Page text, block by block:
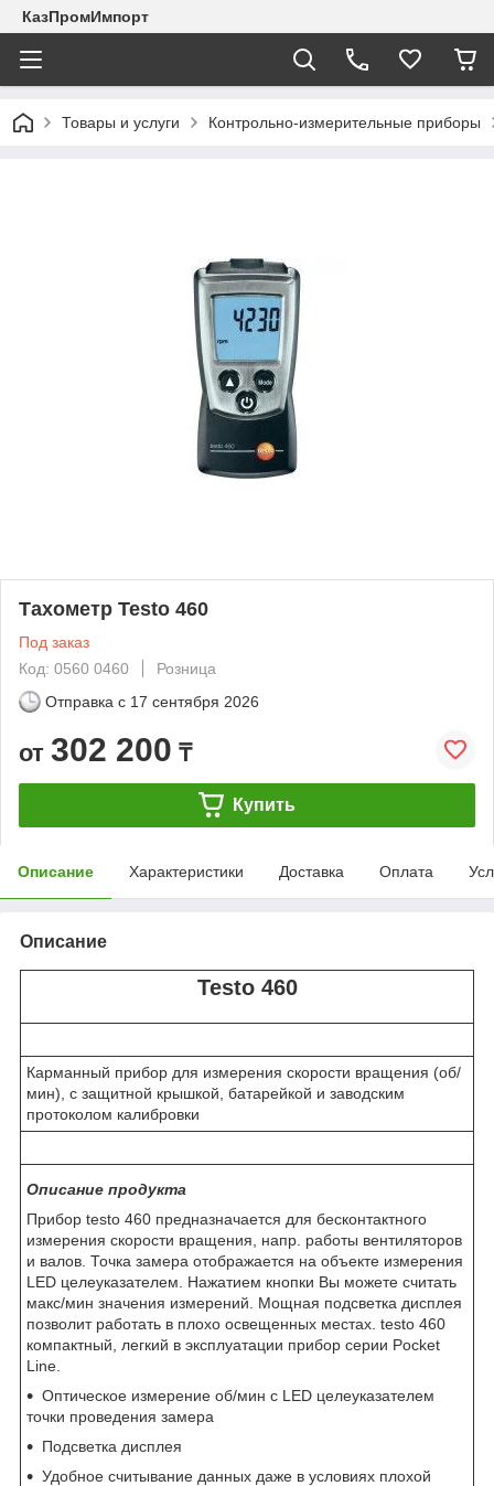
КазПромИмпорт
Товары и услуги Контрольно-измерительные приборы
Тахометр Testo 460
Под заказ
Код: 0560 0460
Розница
Отправка с 17 сентября 2026
от 302 200 ₸
Купить
Описание Характеристики Доставка Оплата
Описание
Testo 460
Карманный прибор для измерения скорости вращения (об/
мин), с защитной крышкой, батарейкой и заводским
протоколом калибровки
Описание продукта
Прибор testo 460 предназначается для бесконтактного
измерения скорости вращения, напр. работы вентиляторов
и валов. Точка замера отображается на объекте измерения
LED целеуказателем. Нажатием кнопки Вы можете считать
макс/мин значения измерений. Мощная подсветка дисплея
позволит работать в плохо освещенных местах. testo 460
компактный, легкий в эксплуатации прибор серии Pocket
Line.
Оптическое измерение об/мин с LED целеуказателем
точки проведения замера
Подсветка дисплея
Удобное считывание данных даже в условиях плохой